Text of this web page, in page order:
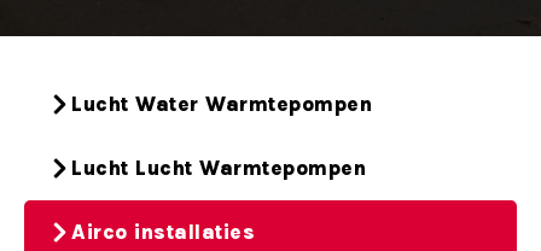
Lucht Water Warmtepompen
Lucht Lucht Warmtepompen
Airco installaties